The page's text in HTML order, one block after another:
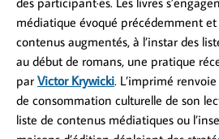
médiatique évoqué précédemment
contenus augmentés, à l’instar des
au début de romans, une pratique
par Victor Krywicki. L’imprimé
de consommation culturelle de son
liste de contenus médiatiques ou